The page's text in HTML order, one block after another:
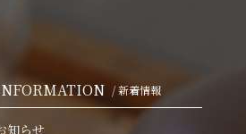
/ 新着情報
知らせ